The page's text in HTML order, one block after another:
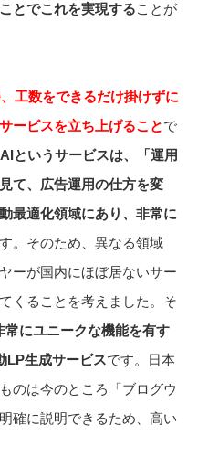
とでこれを実現することが
、工数をできるだけ掛けずに
ービスを立ち上げることで
というサービスは、「運用
て、広告運用の仕方を変
最適化領域にあり、非常に
。そのため、異なる領域
ーが国内にほぼ居ないサー
くることを考えました。そ
常にユニークな機能を有す
LP生成サービスです。日本
のは今のところ「ブログウ
確に説明できるため、高い